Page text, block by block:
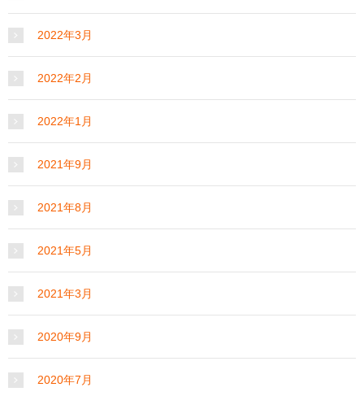
2022年3月
2022年2月
2022年1月
2021年9月
2021年8月
2021年5月
2021年3月
2020年9月
2020年7月